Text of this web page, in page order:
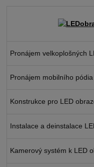
Pronájem velkoplošných
Pronájem mobilního pódia
Konstrukce pro LED
Instalace a deinstalace
Kamerový systém k LED